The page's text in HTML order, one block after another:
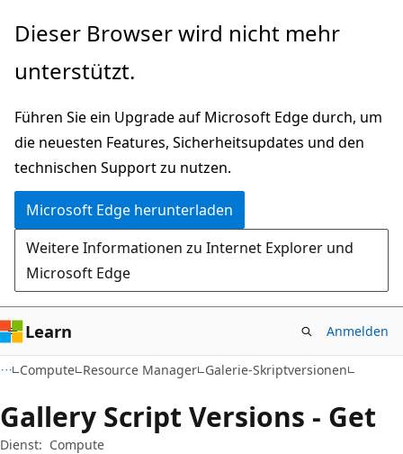
Zu
wechseln
Zur
springen
Dieser Browser wird nicht mehr
unterstützt.
Führen Sie ein Upgrade auf Microsoft Edge durch, um
die neuesten Features, Sicherheitsupdates und den
technischen Support zu nutzen.
Microsoft Edge herunterladen
Weitere Informationen zu Internet Explorer und
Microsoft Edge
Learn Anmelden
Compute Resource Manager Galerie-Skriptversionen
Gallery Script Versions - Get
Dienst: Compute